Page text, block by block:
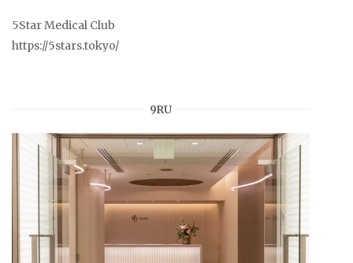
5Star Medical Club
https://5stars.tokyo/
9RU